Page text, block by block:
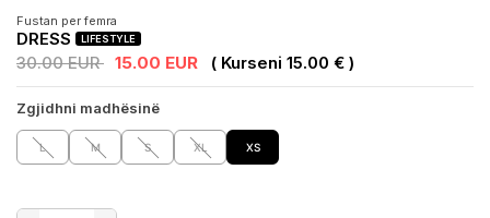
Fustan per femra
DRESS LIFESTYLE
30.00 EUR 15.00 EUR ( Kurseni 15.00 € )
Zgjidhni madhësinë
L M S XL XS